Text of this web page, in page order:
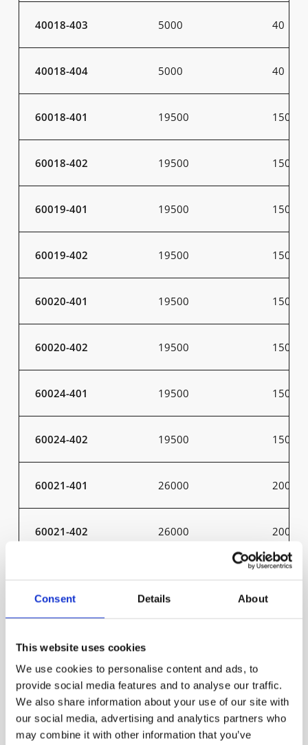
Consent Details About
This website uses cookies
We use cookies to personalise content and ads, to
provide social media features and to analyse our traffic.
We also share information about your use of our site with
our social media, advertising and analytics partners who
may combine it with other information that you’ve
40018-403 5000 40
40018-404 5000 40
60018-401 19500 150
60018-402 19500 150
60019-401 19500 150
60019-402 19500 150
60020-401 19500 150
60020-402 19500 150
60024-401 19500 150
60024-402 19500 150
60021-401 26000 200
60021-402 26000 200
60022-402
60023-401 26000
60023-402 26000 200